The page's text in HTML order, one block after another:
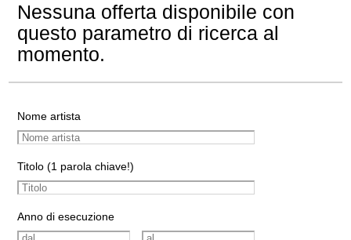
Nessuna offerta disponibile con
questo parametro di ricerca al
momento.
Nome artista
Titolo (1 parola chiave!)
Anno di esecuzione